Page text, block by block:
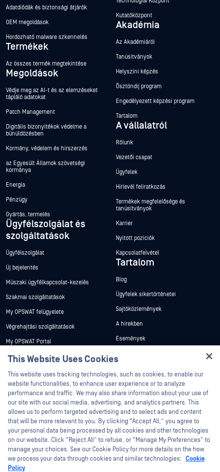
Adatdiódák és biztonsági átjárók
OEM megoldások
Hordozható malware szkennelés
Termékek
Az összes termék megtekintése
Megoldások
Védje meg az AI-t és az elemzéseket
tápláló adatokat
Patch Management
Digitális bizonyítékok védelme a
bűnüldözésben
Kormány, védelem és hírszerzés
az Egyesült Államok szövetségi
kormánya
Energia
Pénzügy
Gyártás, termelés
Ügyfélszolgálat és
szolgáltatások
Ügyfélszolgálat
Új bejelentés
Műszaki ügyfélkapcsolat-kezelés
Szakmai szolgáltatások
My OPSWAT felügyelete
Végrehajtási szolgáltatások
My OPSWAT Portal
Műszaki dokumentáció
Képzések
Biztonsági sebezhetőségi program
Partnerek
Tanúsítvány
Technológiai partnerek
Channel partner program
Kutatóközpont
Akadémia
Az Akadémiáról
Tanúsítványok
Helyszíni képzés
Ösztöndíj program
Engedélyezett képzési program
Tartalom
A vállalatról
Rólunk
Vezetői csapat
Ügyfelek
Hírlevél feliratkozás
Termékek megfelelősége és
tanúsítványok
Karrier
Nyitott pozíciók
Kapcsolatfelvétel
Tartalom
Blog
Ügyfelek sikertörténetei
Sajtóközlemények
A hírekben
Események
Fehér könyvek
©2026 OPSWAT . Minden jog fenntartva. OPSWAT, MetaDefender, Metascan,
This Website Uses Cookies
This website uses tracking technologies, such as cookies, to enable our
website functionalities, to enhance user experience or to analyze
performance and traffic. We may also share information about your use of
our site with our social media, advertising, and analytics partners. This
allows us to perform targeted advertising and to select ads and content
that will be more relevant to you. By clicking “Accept All,” you agree to
your personal data being processed by all cookies and other technologies
on our website. Click “Reject All” to refuse, or “Manage My Preferences” to
manage your choices. See our Cookie Policy for more details on the how
we process your data through cookies and similar technologies: Cookie
Policy
Hey there!
I'm Ozzy, your OPSWAT virtual assistant.
How can I help you secure what's critical
today?